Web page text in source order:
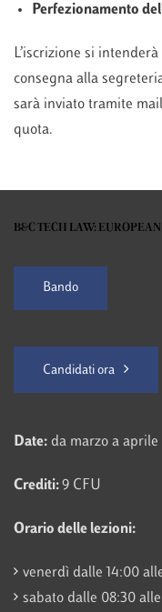
Perfezionamento
L’iscrizione si
consegna alla
sarà inviato tramite
quota.
B&C TECH LAW:
Bando
Candidati ora
Date:da marzo a aprile
Crediti:9 CFU
Orario delle lezioni:
venerdì dalle 14:00
sabato dalle 08:30 alle